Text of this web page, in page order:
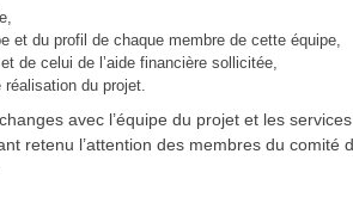
et du profil de chaque membre de cette équipe,
de celui de l’aide financière sollicitée,
du projet.
avec l’équipe du projet et les
retenu l’attention des membres du comité